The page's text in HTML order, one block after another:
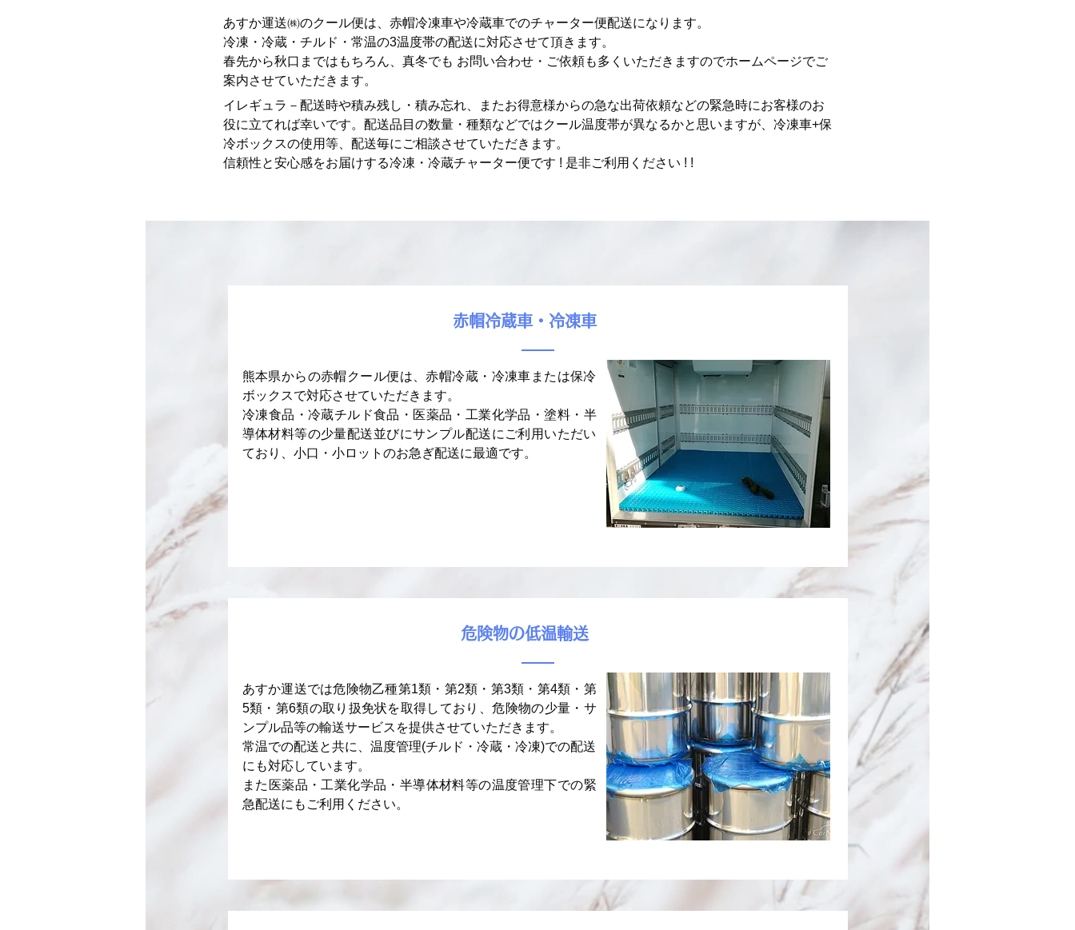
あすか運送㈱のクール便は、赤帽冷凍車や冷蔵車でのチャーター便配送になります。
​冷凍・冷蔵・チルド・常温の3温度帯の配送に対応させて頂きます。
春先から秋口まではもちろん、真冬でも お問い合わせ・ご依頼も多くいただきますのでホームページでご
案内させていただきます。
イレギュラ－配送時や積み残し・積み忘れ、またお得意様からの急な出荷依頼などの緊急時にお客様のお
役に立てれば幸いです。配送品目の数量・種類などではクール温度帯が異なるかと思いますが、冷凍車+保
冷ボックスの使用等、配送毎にご相談させていただきます。
​信頼性と安心感をお届けする冷凍・冷蔵チャーター便です ! 是非ご利用ください ! !​
​赤帽冷蔵車・冷凍車
熊本県からの赤帽クール便は、赤帽冷蔵・冷凍車または保冷
ボックスで対応させていただきます。
​冷凍食品・冷蔵チルド食品・医薬品・工業化学品・塗料・半
導体材料等の少量配送並びにサンプル配送にご利用いただい
ており、小口・小ロットのお急ぎ配送に最適です。
​危険物の低温輸送
あすか運送では危険物乙種第1類・第2類・第3類・第4類・第
5類・第6類の取り扱免状を取得しており、危険物の少量・サ
ンプル品等の輸送サービスを提供させていただきます。
常温での配送と共に、温度管理(チルド・冷蔵・冷凍)での配送
にも対応しています。
​また医薬品・工業化学品・半導体材料等の温度管理下での緊
急配送にもご利用ください。